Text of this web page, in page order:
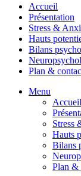
Accueil
Présentation
Stress &
Hauts
Bilans
Plan &
Menu
Accueil
Stress
Hauts
Bilans
Plan &